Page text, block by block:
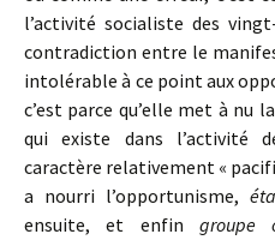
l’activité socialiste des
contradiction entre le
intolérable à ce point aux
c’est parce qu’elle met à nu
qui existe dans l’activité
caractère relativement «
a nourri l’opportunisme,
ensuite, et enfin groupe